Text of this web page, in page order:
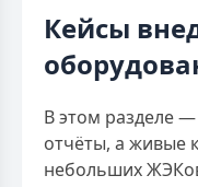
Кейсы
В этом разделе —
отчёты, а живые
небольших